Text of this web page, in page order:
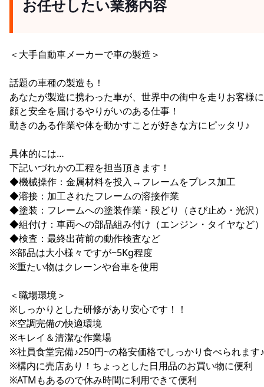
お任せしたい業務内容
＜大手自動車メーカーで車の製造＞
話題の車種の製造も！
あなたが製造に携わった車が、世界中の街中を走りお客様
顔と安全を届けるやりがいのある仕事！
動きのある作業や体を動かすことが好きな方にピッタリ♪
具体的には…
下記いづれかの工程を担当頂きます！
◆機械操作：金属材料を投入→フレームをプレス加工
◆溶接：加工されたフレームの溶接作業
◆塗装：フレームへの塗装作業・段どり（さび止め・光沢）
◆組付け：車両への部品組み付け（エンジン・タイヤなど）
◆検査：最終出荷前の動作検査など
※部品は大小様々ですが~5Kg程度
※重たい物はクレーンや台車を使用
＜職場環境＞
※しっかりとした研修があり安心です！！
※空調完備の快適環境
※キレイ＆清潔な作業場
※社員食堂完備♪250円~の格安価格でしっかり食べられます♪
※構内に売店あり！ちょっとした日用品のお買い物に便利
※ATMもあるので休み時間に利用できて便利